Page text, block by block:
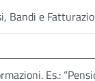
Bandi e